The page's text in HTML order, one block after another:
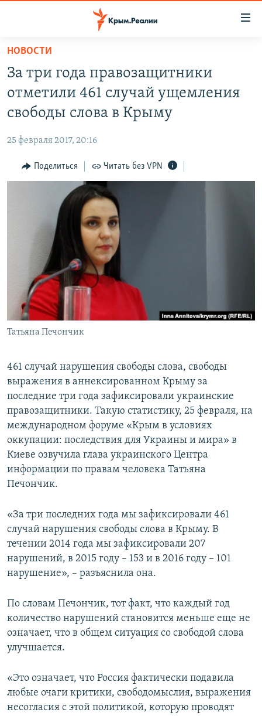
Вернуться
основному
содержанию
Вернутся
главной
навигации
Вернутся
СПЕЦПРОЕКТЫ
ГРУЗ 200
11 ЛЕТ ОККУПАЦИИ КРЫМА. 11 ИСТОРИЙ СОПРОТИВЛЕНИЯ
ВОДА
ЕЩЕ
ИНТЕРАКТИВ
ИНФОГРАФИКА
ТЕЛЕПРОЕКТ КРЫМ.РЕАЛИИ
СОВЕТЫ ПРАВОЗАЩИТНИКОВ
ПРОПАВШИЕ БЕЗ ВЕСТИ
ПОБЕДИТЕЛЕЙ НЕ СУДЯТ?
КРЫМ.НЕПОКОРЕННЫЙ
ELIFBE
УКРАИНСКАЯ ПРОБЛЕМА КРЫМА
РАДІО СВОБОДА
КАК ОБОЙТИ БЛОКИРОВКУ
Українською
Qırımtatar
ПРИСОЕДИНЯЙТЕСЬ!
НОВОСТИ
За три года правозащитники
отметили 461 случай ущемления
свободы слова в Крыму
25 февраля 2017, 20:16
Поделиться Читать без VPN
Татьяна Печончик
​461 случай нарушения свободы слова, свободы
выражения в аннексированном Крыму за
последние три года зафиксировали украинские
правозащитники. Такую статистику, 25 февраля, на
международном форуме «Крым в условиях
оккупации: последствия для Украины и мира» в
Киеве озвучила глава украинского Центра
информации по правам человека Татьяна
Печончик.
«За три последних года мы зафиксировали 461
случай нарушения свободы слова в Крыму. В
течении 2014 года мы зафиксировали 207
нарушений, в 2015 году – 153 и в 2016 году – 101
нарушение», – разъяснила она.
По словам Печончик, тот факт, что каждый год
количество нарушений становится меньше еще не
означает, что в общем ситуация со свободой слова
улучшается.
«Это означает, что Россия фактически подавила
любые очаги критики, свободомыслия, выражения
несогласия с этой политикой, которую проводят